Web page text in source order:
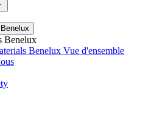
Benelux
Benelux Vue d'ensemble